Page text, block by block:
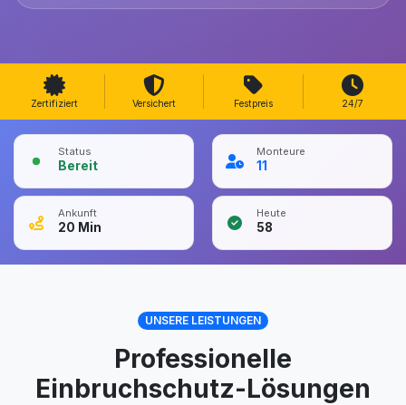
Zertifiziert Versichert Festpreis 24/7
Status
Bereit
Monteure
11
Ankunft
20 Min
Heute
58
UNSERE LEISTUNGEN
Professionelle
Einbruchschutz-Lösungen